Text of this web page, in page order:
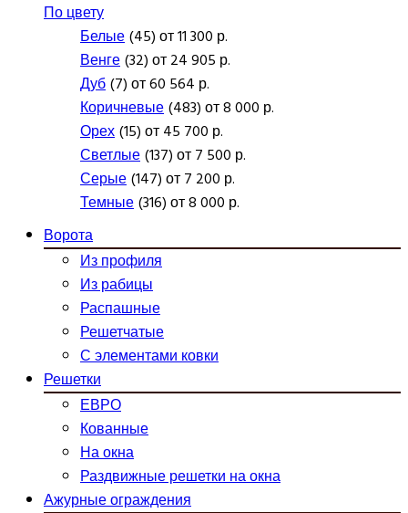
По цвету
Белые(45) от 11 300 р.
Венге(32) от 24 905 р.
Дуб(7) от 60 564 р.
Коричневые(483) от 8 000 р.
Орех(15) от 45 700 р.
Светлые(137) от 7 500 р.
Серые(147) от 7 200 р.
Темные(316) от 8 000 р.
Ворота
Из профиля
Из рабицы
Распашные
Решетчатые
С элементами ковки
Решетки
ЕВРО
Кованные
На окна
Раздвижные решетки на окна
Ажурные ограждения